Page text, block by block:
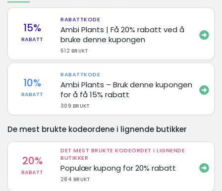
15%
RABATT
RABATTKODE
Ambi Plants | Få 20% rabatt ved å
bruke denne kupongen
512 BRUKT
10%
RABATT
RABATTKODE
Ambi Plants – Bruk denne kupongen
for å få 15% rabatt
309 BRUKT
De mest brukte kodeordene i lignende butikker
20%
RABATT
DET MEST BRUKTE KODEORDET I LIGNENDE
BUTIKKER
Populær kupong for 20% rabatt
284 BRUKT